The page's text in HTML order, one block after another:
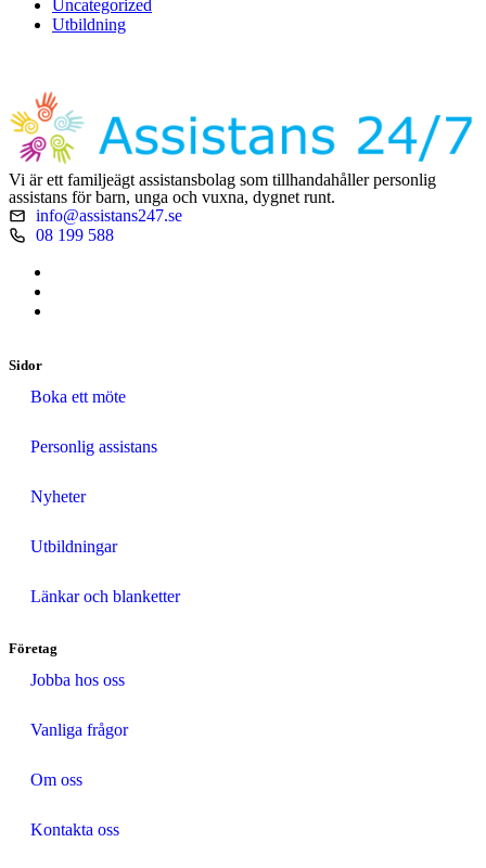
Uncategorized
Utbildning
Vi är ett familjeägt assistansbolag som tillhandahåller personlig
assistans för barn, unga och vuxna, dygnet runt.
info@assistans247.se
08 199 588
Sidor
Boka ett möte
Personlig assistans
Nyheter
Utbildningar
Länkar och blanketter
Företag
Jobba hos oss
Vanliga frågor
Om oss
Kontakta oss